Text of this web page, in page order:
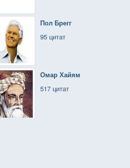
Пол Брегг
95 цитат
Омар Хайям
517 цитат